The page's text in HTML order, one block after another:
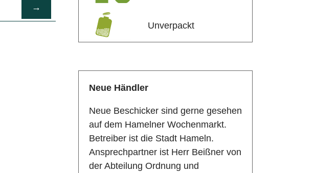
→
Unverpackt
Neue Händler
Neue Beschicker sind gerne gesehen
auf dem Hamelner Wochenmarkt.
Betreiber ist die Stadt Hameln.
Ansprechpartner ist Herr Beißner von
der Abteilung Ordnung und